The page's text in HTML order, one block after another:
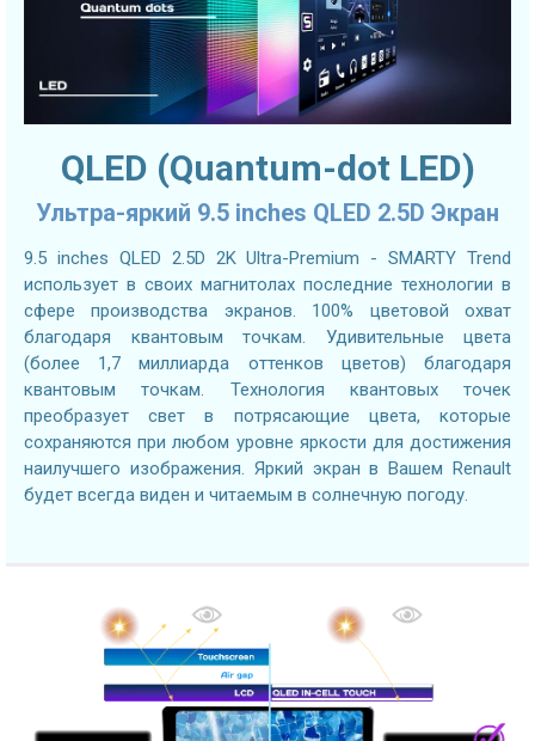
QLED (Quantum-dot LED)
Ультра-яркий 9.5 inches QLED 2.5D Экран
9.5 inches QLED 2.5D 2K Ultra-Premium - SMARTY Trend
использует в своих магнитолах последние технологии в
сфере производства экранов. 100% цветовой охват
благодаря квантовым точкам. Удивительные цвета
(более 1,7 миллиарда оттенков цветов) благодаря
квантовым точкам. Технология квантовых точек
преобразует свет в потрясающие цвета, которые
сохраняются при любом уровне яркости для достижения
наилучшего изображения. Яркий экран в Вашем Renault
будет всегда виден и читаемым в солнечную погоду.